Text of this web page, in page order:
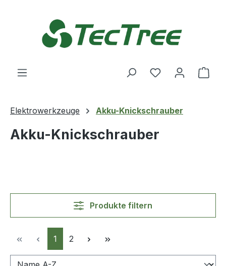
Du hast 0
Elektrowerkzeuge Akku-Knickschrauber
Akku-Knickschrauber
Produkte filtern
Seite
1 Seite
2